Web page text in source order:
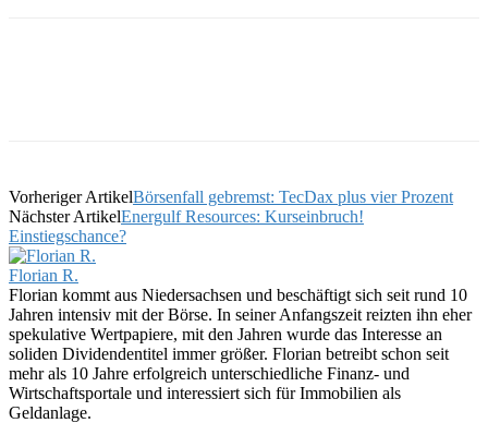
Vorheriger ArtikelBörsenfall gebremst: TecDax plus vier Prozent
Nächster ArtikelEnergulf Resources: Kurseinbruch!
Einstiegschance?
Florian R.
Florian kommt aus Niedersachsen und beschäftigt sich seit rund 10
Jahren intensiv mit der Börse. In seiner Anfangszeit reizten ihn eher
spekulative Wertpapiere, mit den Jahren wurde das Interesse an
soliden Dividendentitel immer größer. Florian betreibt schon seit
mehr als 10 Jahre erfolgreich unterschiedliche Finanz- und
Wirtschaftsportale und interessiert sich für Immobilien als
Geldanlage.